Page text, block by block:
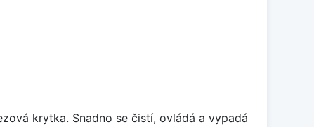
krytka. Snadno se čistí, ovládá a vypadá